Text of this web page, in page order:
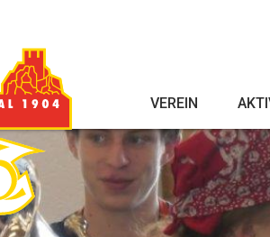
VEREIN